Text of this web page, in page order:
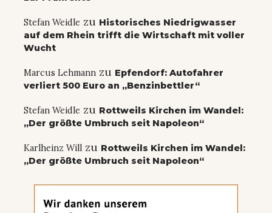
Stefan Weidle zu Historisches Niedrigwasser
auf dem Rhein trifft die Wirtschaft mit voller
Wucht
Marcus Lehmann zu Epfendorf: Autofahrer
verliert 500 Euro an „Benzinbettler“
Stefan Weidle zu Rottweils Kirchen im Wandel:
„Der größte Umbruch seit Napoleon“
Karlheinz Will zu Rottweils Kirchen im Wandel:
„Der größte Umbruch seit Napoleon“